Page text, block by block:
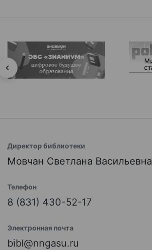
Директор библиотеки
Мовчан Светлана Васильевна
Телефон
8 (831) 430-52-17
Электронная почта
bibl@nngasu.ru